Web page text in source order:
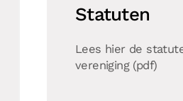
Statuten
Lees hier de
vereniging (pdf)